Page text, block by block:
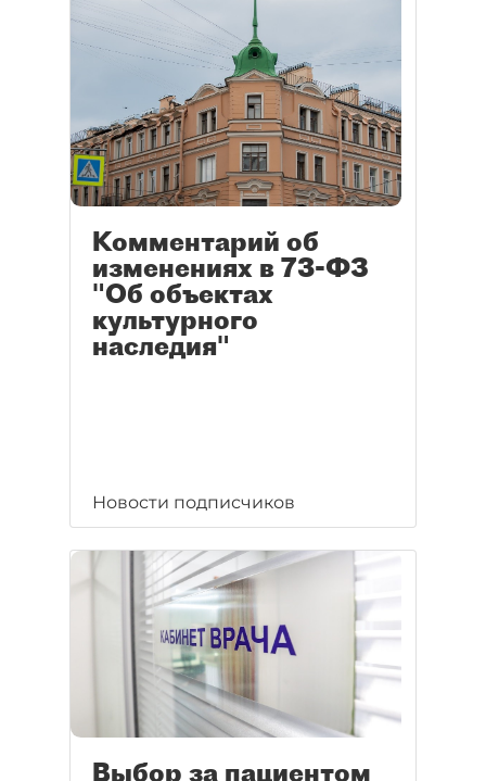
Комментарий об
изменениях в 73-ФЗ
"Об объектах
культурного
наследия"
Новости подписчиков
Выбор за пациентом